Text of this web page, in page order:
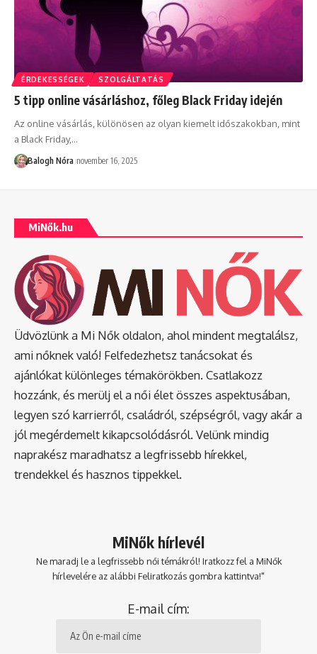
ÉRDEKESSÉGEK SZOLGÁLTATÁS
5 tipp online vásárláshoz, főleg Black Friday idején
Az online vásárlás, különösen az olyan kiemelt időszakokban, mint
a Black Friday,…
Balogh Nóra november 16, 2025
MiNők.hu
Üdvözlünk a Mi Nők oldalon, ahol mindent megtalálsz,
ami nőknek való! Felfedezhetsz tanácsokat és
ajánlókat különleges témakörökben. Csatlakozz
hozzánk, és merülj el a női élet összes aspektusában,
legyen szó karrierről, családról, szépségről, vagy akár a
jól megérdemelt kikapcsolódásról. Velünk mindig
naprakész maradhatsz a legfrissebb hírekkel,
trendekkel és hasznos tippekkel.
MiNők hírlevél
Ne maradj le a legfrissebb női témákról! Iratkozz fel a MiNők
hírlevelére az alábbi Feliratkozás gombra kattintva!"
E-mail cím: